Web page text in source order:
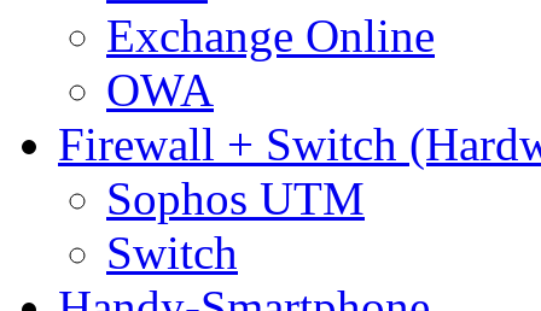
Exchange Online
OWA
Firewall + Switch
Sophos UTM
Switch